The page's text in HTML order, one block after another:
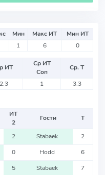
Мин Макс ИТ
Мин ИТ
1 6 0
ИТ
Ср ИТ
Соп
Ср. Т
2.3 1 3.3
ИТ
2
Гости Т
2 Stabaek 2
0 Hodd 6
5 Stabaek 7